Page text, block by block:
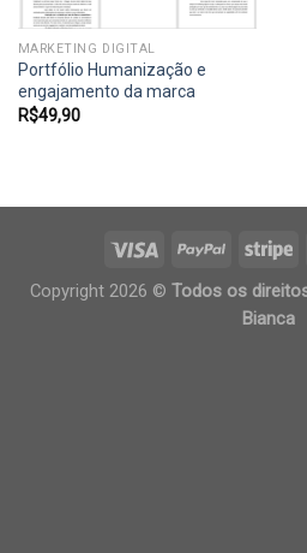
MARKETING DIGITAL
Portfólio Humanização e
engajamento da marca
R$49,90
Copyright 2026 © Todos os
Bianca